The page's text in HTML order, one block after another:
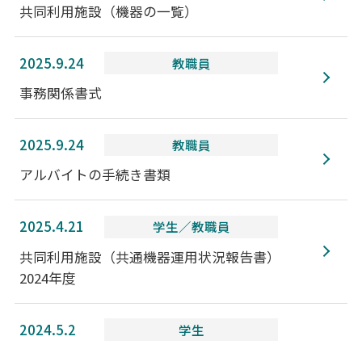
共同利用施設（機器の一覧）
2025.9.24 教職員
事務関係書式
2025.9.24 教職員
アルバイトの手続き書類
2025.4.21 学生／教職員
共同利用施設（共通機器運用状況報告書）
2024年度
2024.5.2 学生